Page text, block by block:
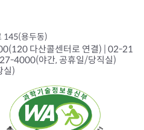
145(용두동)
다산콜센터로 연결) | 02-21
4000(야간, 공휴일/당직실)
실)